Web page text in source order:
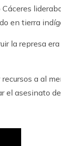
en tierra
la represa
a al
el asesinato de